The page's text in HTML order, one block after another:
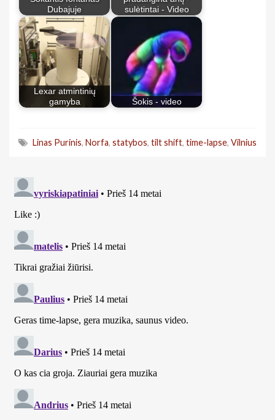
Dubajuje
sulėtintai - Video
Lexar atmintinių
gamyba
Šokis - video
Linas Purinis, Norfa, statybos, tilt shift, time-lapse, Vilnius